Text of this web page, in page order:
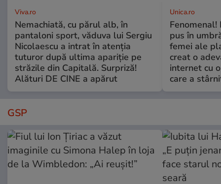
Viva.ro
Nemachiată, cu părul alb, în
pantaloni sport, văduva lui Sergiu
Nicolaescu a intrat în atenția
tuturor după ultima apariție pe
străzile din Capitală. Surpriză!
Alături DE CINE a apărut
Unica.ro
pus în
femei ale
creat o
internet cu
care a
GSP